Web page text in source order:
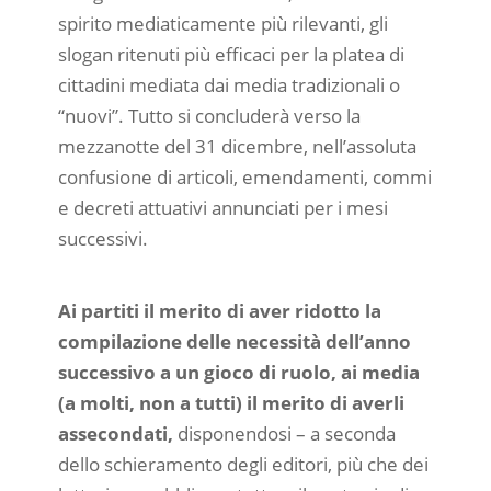
spirito mediaticamente più rilevanti, gli
slogan ritenuti più efficaci per la platea di
cittadini mediata dai media tradizionali o
“nuovi”. Tutto si concluderà verso la
mezzanotte del 31 dicembre, nell’assoluta
confusione di articoli, emendamenti, commi
e decreti attuativi annunciati per i mesi
successivi.
Ai partiti il merito di aver ridotto la
compilazione delle necessità dell’anno
successivo a un gioco di ruolo, ai media
(a molti, non a tutti) il merito di averli
assecondati, disponendosi – a seconda
dello schieramento degli editori, più che dei